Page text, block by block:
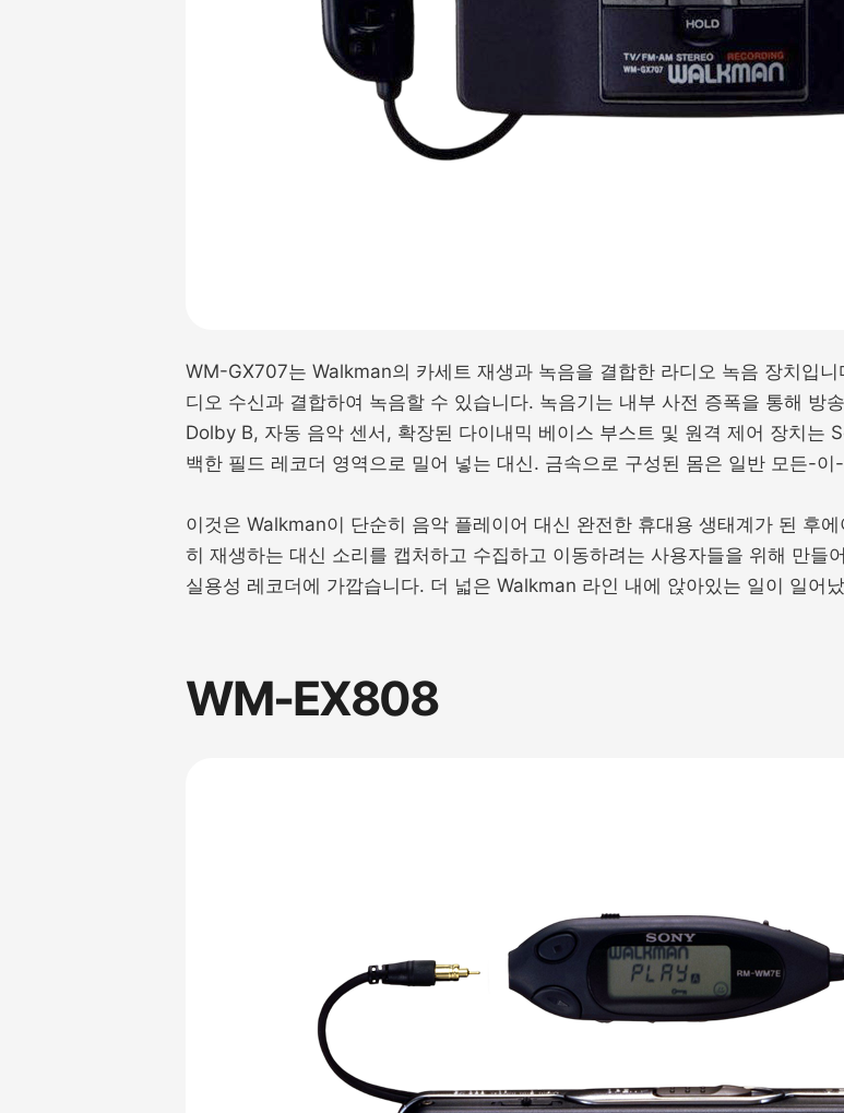
WM-GX707는 Walkman의 카세트 재생과 녹음을 결합한 라디오 녹음 장치입
디오 수신과 결합하여 녹음할 수 있습니다. 녹음기는 내부 사전 증폭을 통해 방
Dolby B, 자동 음악 센서, 확장된 다이내믹 베이스 부스트 및 원격 제어 장치는
백한 필드 레코더 영역으로 밀어 넣는 대신. 금속으로 구성된 몸은 일반 모든-
이것은 Walkman이 단순히 음악 플레이어 대신 완전한 휴대용 생태계가 된 후
히 재생하는 대신 소리를 캡처하고 수집하고 이동하려는 사용자들을 위해 만들
실용성 레코더에 가깝습니다. 더 넓은 Walkman 라인 내에 앉아있는 일이 일어
WM-EX808